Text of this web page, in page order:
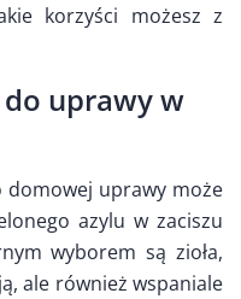
korzyści możesz z
uprawy w
uprawy może
azylu w zaciszu
wyborem są zioła,
ale również wspaniale